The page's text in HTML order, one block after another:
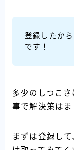
登録したか
です！
多少のしつこ
事で解決策はま
まずは登録し